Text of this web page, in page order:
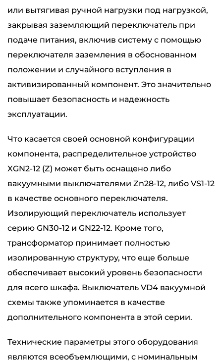
или вытягивая ручной нагрузки под нагрузкой,
закрывая заземляющий переключатель при
подаче питания, включив систему с помощью
переключателя заземления в обоснованном
положении и случайного вступления в
активизированный компонент. Это значительно
повышает безопасность и надежность
эксплуатации.
Что касается своей основной конфигурации
компонента, распределительное устройство
XGN2-12 (Z) может быть оснащено либо
вакуумными выключателями Zn28-12, либо VS1-12
в качестве основного переключателя.
Изолирующий переключатель использует
серию GN30-12 и GN22-12. Кроме того,
трансформатор принимает полностью
изолированную структуру, что еще больше
обеспечивает высокий уровень безопасности
для всего шкафа. Выключатель VD4 вакуумной
схемы также упоминается в качестве
дополнительного компонента в этой серии.
Технические параметры этого оборудования
являются всеобъемлющими, с номинальным